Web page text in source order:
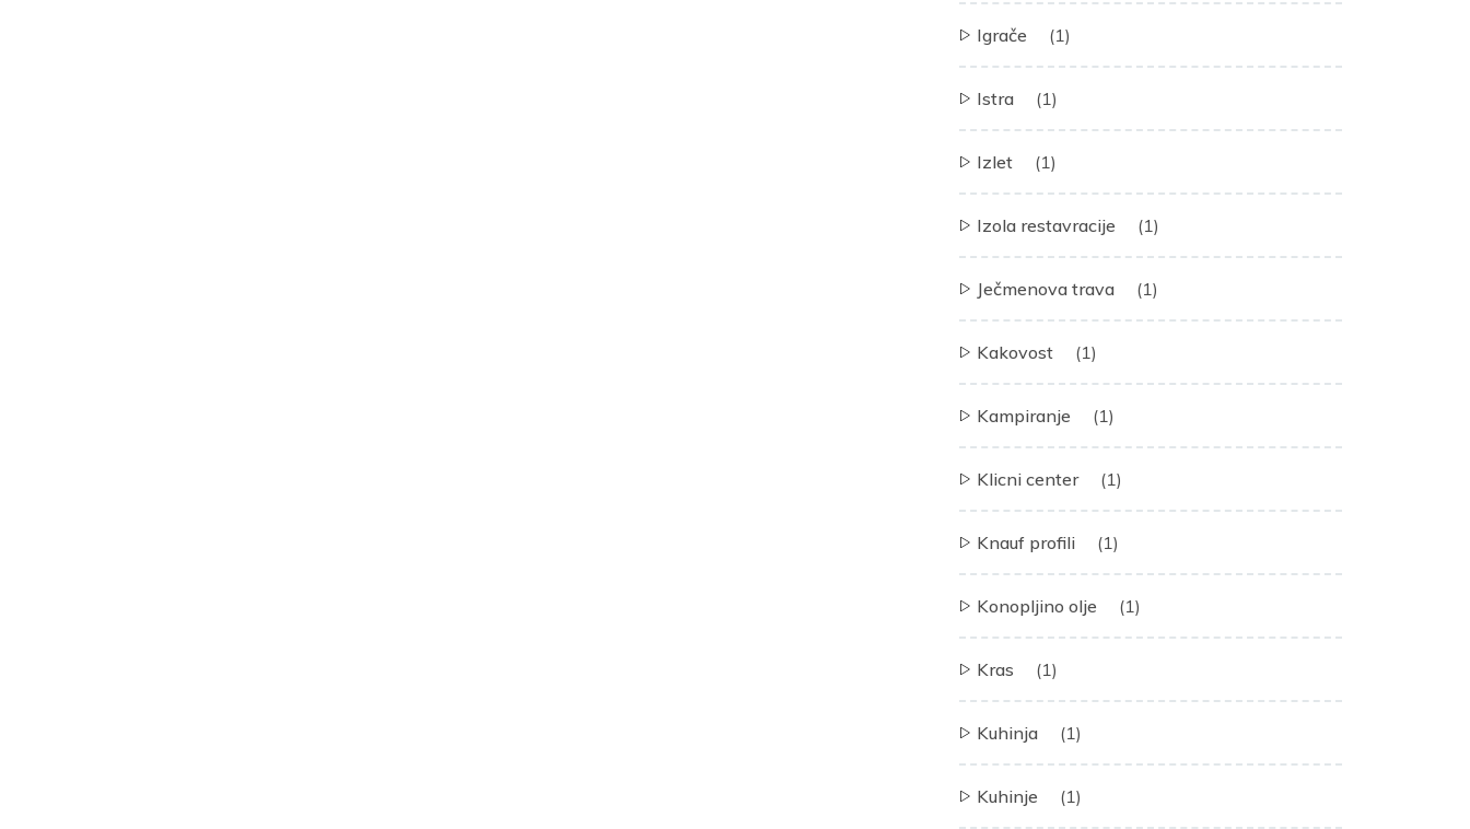
Igrače (1)
Istra (1)
Izlet (1)
Izola restavracije (1)
Ječmenova trava (1)
Kakovost (1)
Kampiranje (1)
Klicni center (1)
Knauf profili (1)
Konopljino olje (1)
Kras (1)
Kuhinja (1)
Kuhinje (1)